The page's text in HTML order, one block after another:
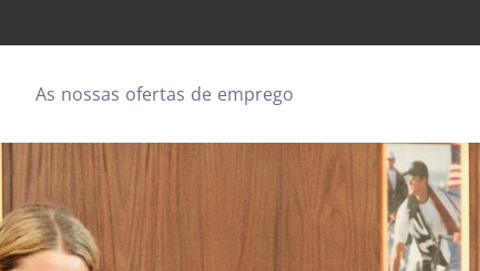
As nossas ofertas de emprego